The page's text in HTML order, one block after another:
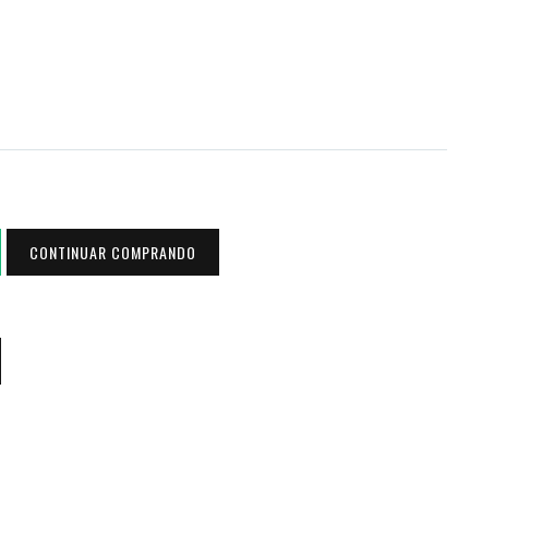
CONTINUAR COMPRANDO